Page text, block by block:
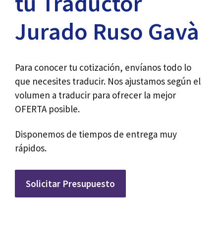
Jurado Ruso Gavà
Para conocer tu cotización, envíanos todo lo
que necesites traducir. Nos ajustamos según el
volumen a traducir para ofrecer la mejor
OFERTA posible.
Disponemos de tiempos de entrega muy
rápidos.
Solicitar Presupuesto